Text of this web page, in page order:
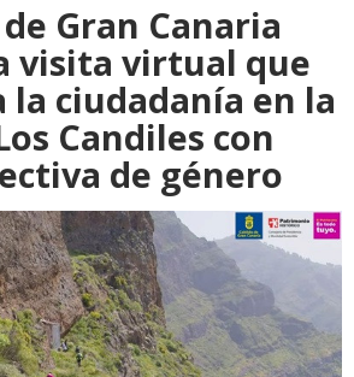
Gran Canaria
visita virtual que
la ciudadanía en la
Candiles con
de género